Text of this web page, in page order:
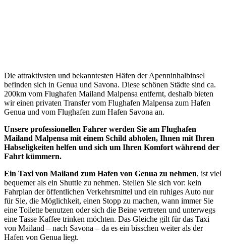
Die attraktivsten und bekanntesten Häfen der Apenninhalbinsel
befinden sich in Genua und Savona. Diese schönen Städte sind ca.
200km vom Flughafen Mailand Malpensa entfernt, deshalb bieten
wir einen privaten Transfer vom Flughafen Malpensa zum Hafen
Genua und vom Flughafen zum Hafen Savona an.
Unsere professionellen Fahrer werden Sie am Flughafen
Mailand Malpensa mit einem Schild abholen, Ihnen mit Ihren
Habseligkeiten helfen und sich um Ihren Komfort während der
Fahrt kümmern.
Ein Taxi von Mailand zum Hafen von Genua zu nehmen, ist viel
bequemer als ein Shuttle zu nehmen. Stellen Sie sich vor: kein
Fahrplan der öffentlichen Verkehrsmittel und ein ruhiges Auto nur
für Sie, die Möglichkeit, einen Stopp zu machen, wann immer Sie
eine Toilette benutzen oder sich die Beine vertreten und unterwegs
eine Tasse Kaffee trinken möchten. Das Gleiche gilt für das Taxi
von Mailand – nach Savona – da es ein bisschen weiter als der
Hafen von Genua liegt.